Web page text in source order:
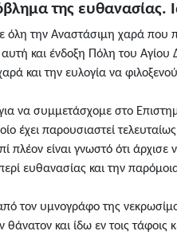
της ευθανασίας.
την Αναστάσιμη χαρά που
και ένδοξη Πόλη του
και την ευλογία να
να συμμετάσχομε στο
έχει παρουσιαστεί
πλέον είναι γνωστό ότι
ευθανασίας και την
τον υμνογράφο της
και ίδω εν τοις